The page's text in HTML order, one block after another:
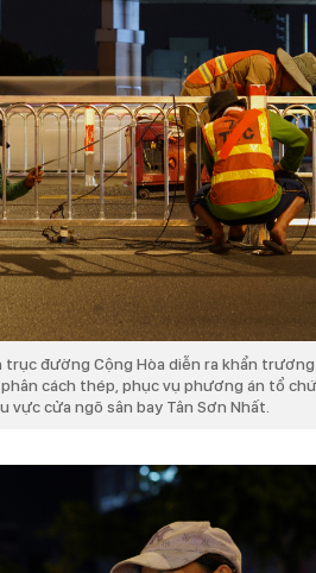
đường Cộng Hòa diễn ra khẩn trương
cách thép, phục vụ phương án tổ
vực cửa ngõ sân bay Tân Sơn Nhất.